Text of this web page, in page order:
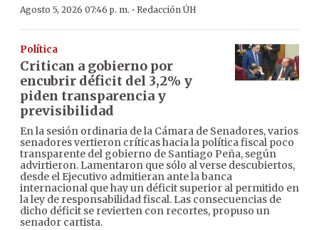
Agosto 5, 2026 07:46 p. m. · Redacción ÚH
Política
Critican a gobierno por
encubrir déficit del 3,2% y
piden transparencia y
previsibilidad
En la sesión ordinaria de la Cámara de Senadores, varios
senadores vertieron críticas hacia la política fiscal poco
transparente del gobierno de Santiago Peña, según
advirtieron. Lamentaron que sólo al verse descubiertos,
desde el Ejecutivo admitieran ante la banca
internacional que hay un déficit superior al permitido en
la ley de responsabilidad fiscal. Las consecuencias de
dicho déficit se revierten con recortes, propuso un
senador cartista.